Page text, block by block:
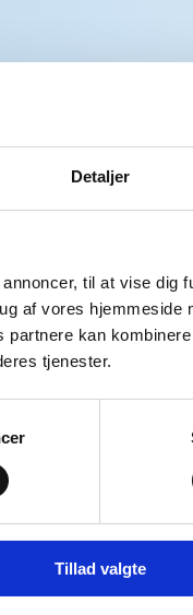
Detaljer
til at vise dig
af vores hjemmeside
kan
tjenester.
Tillad valgte